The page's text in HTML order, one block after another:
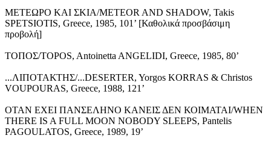
ΜΕΤΕΩΡΟ ΚΑΙ ΣΚΙΑ/METEOR AND SHADOW, Takis
SPETSIOTIS, Greece, 1985, 101’ [Καθολικά προσβάσιμη
προβολή]
ΤΟΠΟΣ/TOPOS, Antoinetta ANGELIDI, Greece, 1985, 80’
...ΛΙΠΟΤΑΚΤΗΣ/...DESERTER, Yorgos KORRAS & Christos
VOUPOURAS, Greece, 1988, 121’
ΟΤΑΝ ΕΧΕΙ ΠΑΝΣΕΛΗΝΟ ΚΑΝΕΙΣ ΔΕΝ ΚΟΙΜΑΤΑΙ/WHEN
THERE IS A FULL MOON NOBODY SLEEPS, Pantelis
PAGOULATOS, Greece, 1989, 19’